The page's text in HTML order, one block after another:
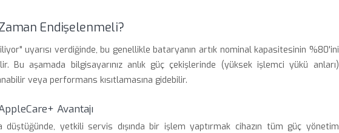
Endişelenmeli?
uyarısı verdiğinde, bu genellikle bataryanın artık nominal kapasitesinin %80'ini
Bu aşamada bilgisayarınız anlık güç çekişlerinde (yüksek işlemci yükü anları)
veya performans kısıtlamasına gidebilir.
Avantajı
düştüğünde, yetkili servis dışında bir işlem yaptırmak cihazın tüm güç yönetim